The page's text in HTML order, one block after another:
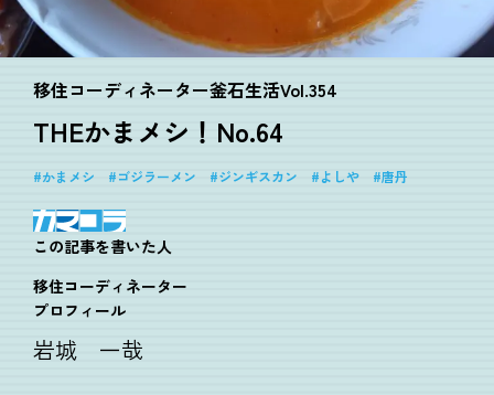
移住コーディネーター釜石生活Vol.354
THEかまメシ！No.64
かまメシ ゴジラーメン ジンギスカン よしや 唐丹
この記事を書いた人
移住コーディネーター
プロフィール
岩城 一哉